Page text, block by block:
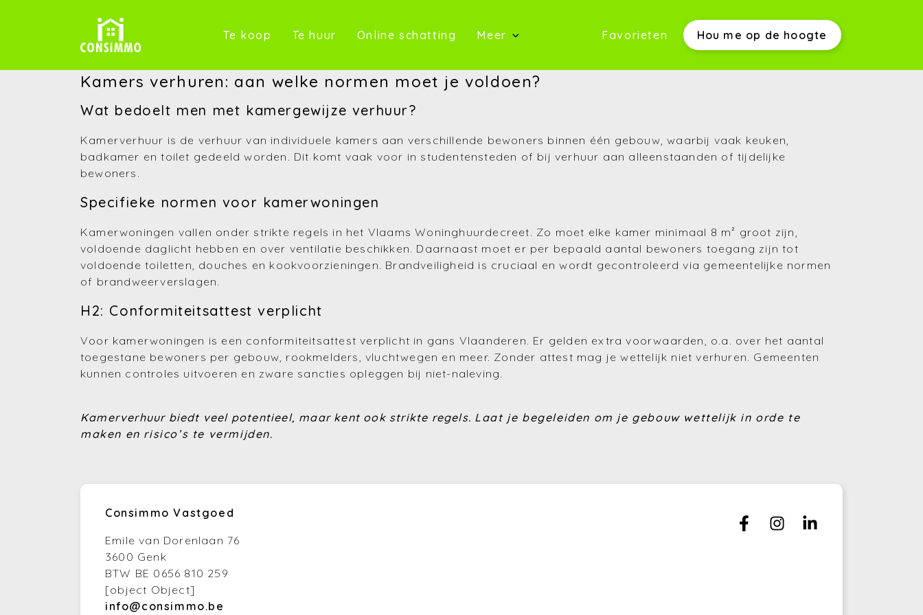
Te koop (Te koop)
Te huur (Te huur)
Online schatting (Online schatting)
Meer
(Onze werkwijze)
(Referenties)
(Advies)
(Aankopen)
(Financiering)
(Fiscaliteit)
Favorieten Hou me op de hoogte
Kamers verhuren: aan welke normen moet je voldoen?
Wat bedoelt men met kamergewijze verhuur?
Kamerverhuur is de verhuur van individuele kamers aan verschillende bewoners binnen één gebouw, waarbij vaak keuken,
badkamer en toilet gedeeld worden. Dit komt vaak voor in studentensteden of bij verhuur aan alleenstaanden of tijdelijke
bewoners.
Specifieke normen voor kamerwoningen
Kamerwoningen vallen onder strikte regels in het Vlaams Woninghuurdecreet. Zo moet elke kamer minimaal 8 m² groot zijn,
voldoende daglicht hebben en over ventilatie beschikken. Daarnaast moet er per bepaald aantal bewoners toegang zijn tot
voldoende toiletten, douches en kookvoorzieningen. Brandveiligheid is cruciaal en wordt gecontroleerd via gemeentelijke normen
of brandweerverslagen.
H2: Conformiteitsattest verplicht
Voor kamerwoningen is een conformiteitsattest verplicht in gans Vlaanderen. Er gelden extra voorwaarden, o.a. over het aantal
toegestane bewoners per gebouw, rookmelders, vluchtwegen en meer. Zonder attest mag je wettelijk niet verhuren. Gemeenten
kunnen controles uitvoeren en zware sancties opleggen bij niet-naleving.
Kamerverhuur biedt veel potentieel, maar kent ook strikte regels. Laat je begeleiden om je gebouw wettelijk in orde te
maken en risico’s te vermijden.
Consimmo Vastgoed
Emile van Dorenlaan 76
3600 Genk
BTW BE 0656 810 259
[object Object]
info@consimmo.be